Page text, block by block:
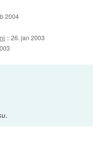
2004
::26. jan 2003